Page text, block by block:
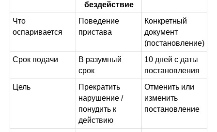
бездействие
Что
оспаривается
Поведение
пристава
Конкретный
документ
(постановление)
Срок подачи
В разумный
срок
10 дней с даты
постановления
Цель
Прекратить
нарушение /
понудить к
действию
Отменить или
изменить
постановление